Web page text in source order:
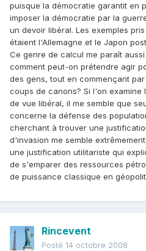
puisque la démocratie garantit en
imposer la démocratie par la
un devoir libéral. Les exemples
étaient l'Allemagne et le Japon
Ce genre de calcul me paraît
comment peut-on prétendre agir
des gens, tout en commençant
coups de canons? Si l'on
de vue libéral, il me semble que
concerne la défense des
cherchant à trouver une
d'invasion me semble
une justification utilitariste qui
de s'emparer des ressources
de puissance classique en
Rincevent
Posté 14 octobre 2008